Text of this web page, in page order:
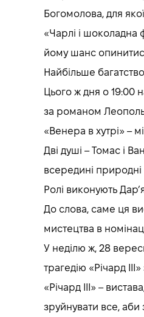
Богомолова, для
«Чарлі і шоколадна
йому шанс
Найбільше
Цього ж дня о 19:00
за романом
«Венера в хутрі» –
Дві душі – Томас і
всередині
Ролі виконують
До слова, саме ця
мистецтва в
У неділю ж, 28
трагедію «Річард
«Річард III» –
зруйнувати все, аби